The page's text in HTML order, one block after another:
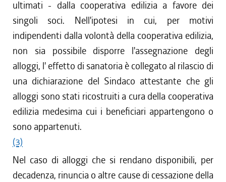
ultimati - dalla cooperativa edilizia a favore dei
singoli soci. Nell'ipotesi in cui, per motivi
indipendenti dalla volontà della cooperativa edilizia,
non sia possibile disporre l'assegnazione degli
alloggi, l' effetto di sanatoria è collegato al rilascio di
una dichiarazione del Sindaco attestante che gli
alloggi sono stati ricostruiti a cura della cooperativa
edilizia medesima cui i beneficiari appartengono o
sono appartenuti.
(3)
Nel caso di alloggi che si rendano disponibili, per
decadenza, rinuncia o altre cause di cessazione della